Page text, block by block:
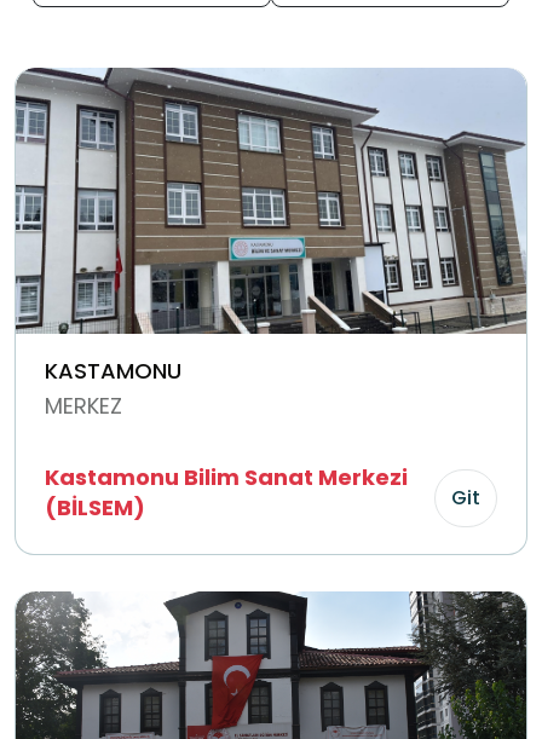
KASTAMONU
MERKEZ
Kastamonu Bilim Sanat Merkezi
(BİLSEM)
Git